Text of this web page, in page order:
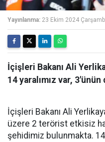
Yayınlanma: 23 Ekim 2024
İçişleri Bakanı Ali
14 yaralımız var,
İçişleri Bakanı Ali
üzere 2 terörist etkisiz
şehidimiz bulunmakta. 14